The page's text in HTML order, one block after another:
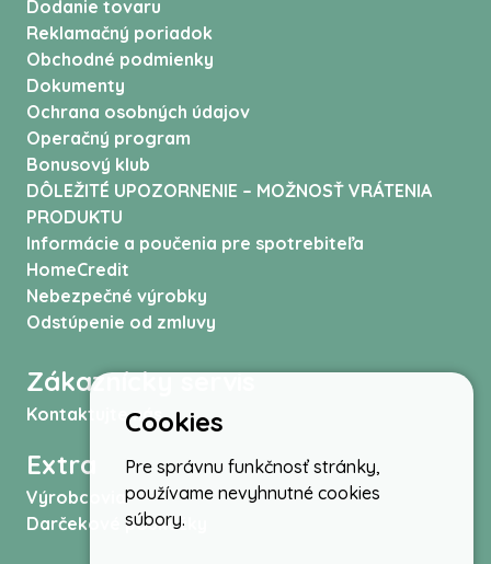
Dodanie tovaru
Reklamačný poriadok
Obchodné podmienky
Dokumenty
Ochrana osobných údajov
Operačný program
Bonusový klub
DÔLEŽITÉ UPOZORNENIE – MOŽNOSŤ VRÁTENIA
PRODUKTU
Informácie a poučenia pre spotrebiteľa
HomeCredit
Nebezpečné výrobky
Odstúpenie od zmluvy
Zákaznícky servis
Kontaktujte nás
Extra
Výrobcovia
Darčekové poukážky
Cookies
Pre správnu funkčnosť stránky,
používame nevyhnutné cookies
súbory.